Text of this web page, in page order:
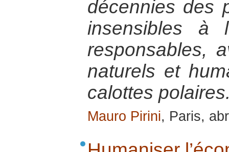
décennies des
insensibles à
responsables,
naturels et
calottes
Mauro Pirini, Paris,